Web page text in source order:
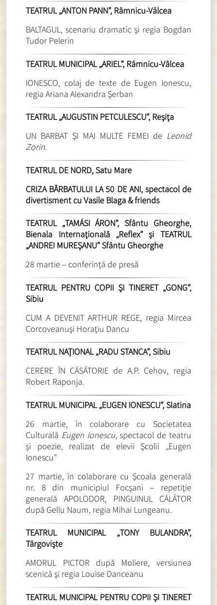
TEATRUL „ANTON PANN”, Râmnicu-Vâlcea
BALTAGUL, scenariu dramatic şi regia Bogdan
Tudor Pelerin
TEATRUL MUNICIPAL „ARIEL”, Râmnicu-Vâlcea
IONESCO, colaj de texte de Eugen Ionescu,
regia Ariana Alexandra Şerban
TEATRUL „AUGUSTIN PETCULESCU”, Reşiţa
UN BARBAT ŞI MAI MULTE FEMEI de Leonid
Zorin.
TEATRUL DE NORD, Satu Mare
CRIZA BĂRBATULUI LA 50 DE ANI, spectacol de
divertisment cu Vasile Blaga & friends
TEATRUL „TAMÁSI ÁRON”, Sfântu Gheorghe,
Bienala Internaţională „Reflex” şi TEATRUL
„ANDREI MUREŞANU” Sfântu Gheorghe
28 martie – conferinţă de presă
TEATRUL PENTRU COPII ŞI TINERET „GONG”,
Sibiu
CUM A DEVENIT ARTHUR REGE, regia Mircea
Corcoveanuşi Horaţiu Dancu
TEATRUL NAŢIONAL „RADU STANCA”, Sibiu
CERERE ÎN CĂSĂTORIE de A.P. Cehov, regia
Robert Raponja.
TEATRUL MUNICIPAL „EUGEN IONESCU”, Slatina
26 martie, în colaborare cu Societatea
Culturală Eugen Ionescu, spectacol de teatru
şi poezie, realizat de elevii Şcolii „Eugen
Ionescu”
27 martie, în colaborare cu Şcoala generală
nr. 8 din municipiul Focşani – repetiţie
generală APOLODOR, PINGUINUL CĂLĂTOR
după Gellu Naum, regia Mihai Lungeanu.
TEATRUL MUNICIPAL „TONY BULANDRA”,
Târgovişte
AMORUL PICTOR după Moliere, versiunea
scenică şi regia Louise Danceanu
TEATRUL MUNICIPAL PENTRU COPII ŞI TINERET